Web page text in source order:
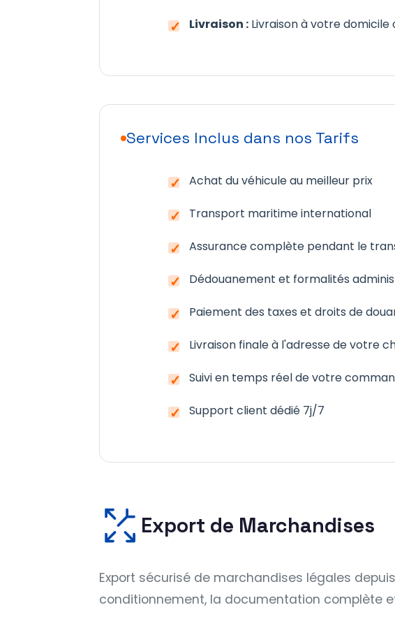
Livraison : Livraison à votre
Services Inclus dans nos Tarifs
Achat du véhicule au meilleur prix
Transport maritime international
Assurance complète pendant le
Dédouanement et formalités
Paiement des taxes et droits de
Livraison finale à l'adresse de votre
Suivi en temps réel de votre
Support client dédié 7j/7
Export de Marchandises
Export sécurisé de marchandises légales
conditionnement, la documentation complète